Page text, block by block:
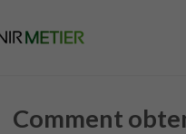
Comment